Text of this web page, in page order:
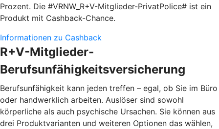
Prozent. Die #VRNW_R+V-Mitglieder-PrivatPolice# ist ein
Produkt mit Cashback-Chance.
Informationen zu Cashback
R+V-Mitglieder-
Berufsunfähigkeitsversicherung
Berufsunfähigkeit kann jeden treffen – egal, ob Sie im Büro
oder handwerklich arbeiten. Auslöser sind sowohl
körperliche als auch psychische Ursachen. Sie können aus
drei Produktvarianten und weiteren Optionen das wählen,